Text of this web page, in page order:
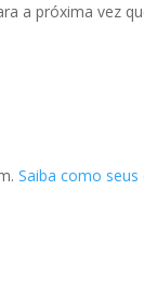
a próxima vez
Saiba como